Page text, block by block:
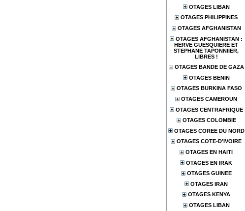
OTAGES LIBAN
OTAGES PHILIPPINES
OTAGES AFGHANISTAN
OTAGES AFGHANISTAN :
HERVE GUESQUIERE ET
STEPHANE TAPONNIIER,
LIBRES !
OTAGES BANDE DE GAZA
OTAGES BENIN
OTAGES BURKINA FASO
OTAGES CAMEROUN
OTAGES CENTRAFRIQUE
OTAGES COLOMBIE
OTAGES COREE DU NORD
OTAGES COTE-D’IVOIRE
OTAGES EN HAITI
OTAGES EN IRAK
OTAGES GUINEE
OTAGES IRAN
OTAGES KENYA
OTAGES LIBAN